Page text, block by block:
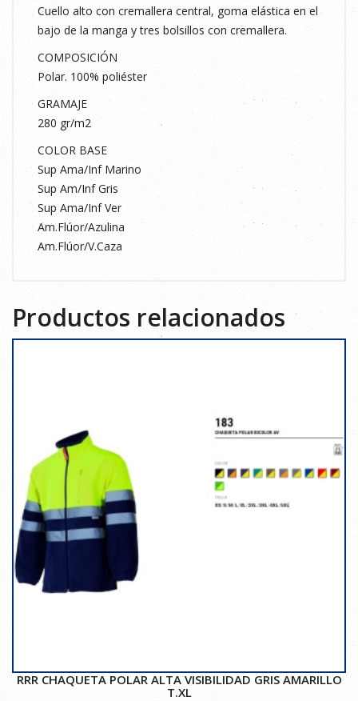
Cuello alto con cremallera central, goma elástica en el
bajo de la manga y tres bolsillos con cremallera.
COMPOSICIÓN
Polar. 100% poliéster
GRAMAJE
280 gr/m2
COLOR BASE
Sup Ama/Inf Marino
Sup Am/Inf Gris
Sup Ama/Inf Ver
Am.Flúor/Azulina
Am.Flúor/V.Caza
Productos relacionados
RRR CHAQUETA POLAR ALTA VISIBILIDAD GRIS AMARILLO
T.XL